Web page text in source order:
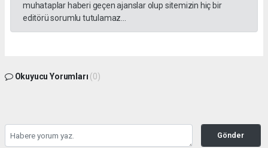
muhataplar haberi geçen ajanslar olup sitemizin hiç bir
editörü sorumlu tutulamaz...
Okuyucu Yorumları (0)
Gönder